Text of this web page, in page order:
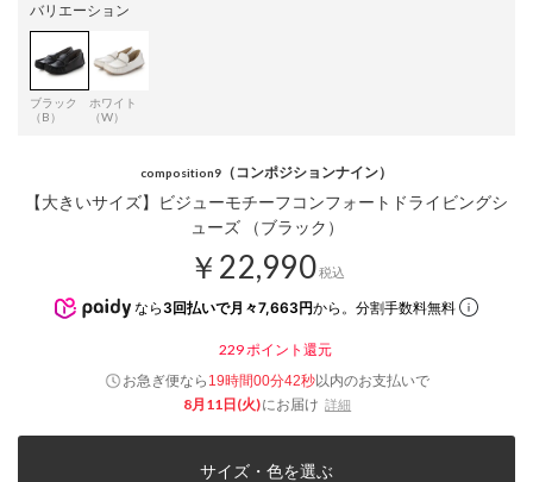
バリエーション
ブラック
（B）
ホワイト
（W）
composition9 （コンポジションナイン）
【大きいサイズ】ビジューモチーフコンフォートドライビングシ
ューズ （ブラック）
￥22,990税込
なら 3回払いで月々7,663円から。分割手数料無料
229 ポイント還元
お急ぎ便なら 19時間00分41秒以内のお支払いで
8月11日(火)にお届け 詳細
サイズ・色を選ぶ